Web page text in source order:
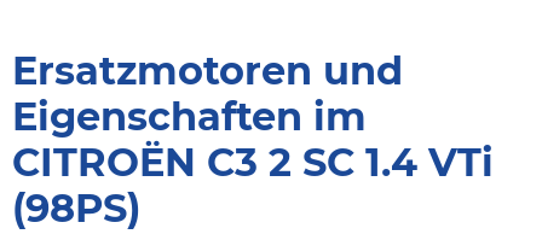
Ersatzmotoren und
Eigenschaften im
CITROËN C3 2 SC 1.4 VTi
(98PS)